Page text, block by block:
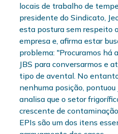
locais de trabalho de
presidente do Sindicato,
esta postura sem respeito
empresa e, afirma estar
problema: "Procuramos há
JBS para conversarmos e
tipo de avental. No
nenhuma posição,
analisa que o setor
crescente de
EPIs são um dos itens